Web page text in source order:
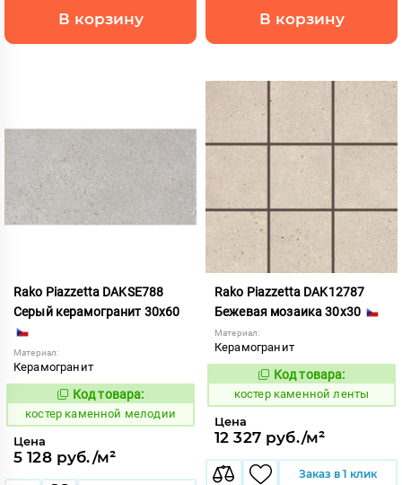
В корзину В корзину
Rako Piazzetta DAKSE788
Серый керамогранит 30x60
Материал:
Керамогранит
801548
Код товара:
костер каменной мелодии
Цена
5 128 руб./м²
Rako Piazzetta DAK12787
Бежевая мозаика 30x30
Материал:
Керамогранит
801543
Код товара:
костер каменной ленты
Цена
12 327 руб./м²
Заказ в 1 клик